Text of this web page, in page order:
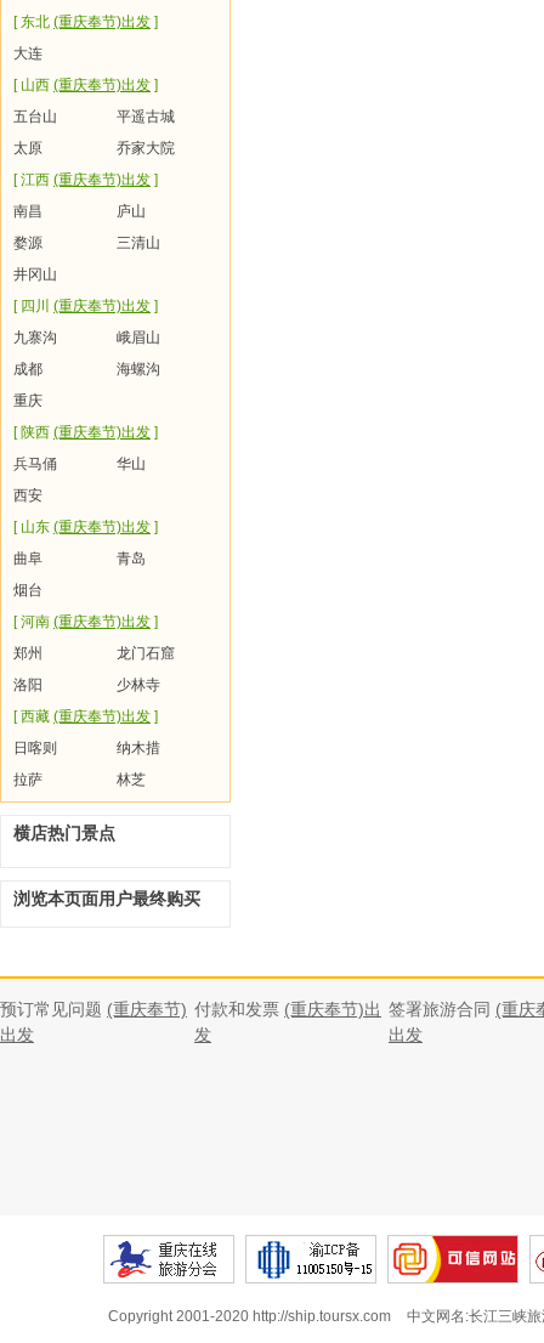
[ 东北 (重庆奉节)出发 ]
大连
[ 山西 (重庆奉节)出发 ]
五台山
平遥古城
太原
乔家大院
[ 江西 (重庆奉节)出发 ]
南昌
庐山
婺源
三清山
井冈山
[ 四川 (重庆奉节)出发 ]
九寨沟
峨眉山
成都
海螺沟
重庆
[ 陕西 (重庆奉节)出发 ]
兵马俑
华山
西安
[ 山东 (重庆奉节)出发 ]
曲阜
青岛
烟台
[ 河南 (重庆奉节)出发 ]
郑州
龙门石窟
洛阳
少林寺
[ 西藏 (重庆奉节)出发 ]
日喀则
纳木措
拉萨
林芝
横店热门景点
浏览本页面用户最终购买
预订常见问题 (重庆奉节)
出发
付款和发票 (重庆奉节)出
发
签署旅游合同 (重庆
出发
Copyright 2001-2020 http://ship.toursx.com 中文网名:长江三峡